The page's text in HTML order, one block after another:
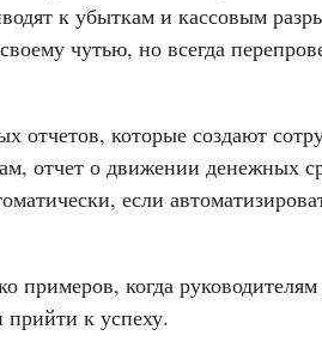
к убыткам и кассовым
чутью, но всегда
отчетов, которые создают
отчет о движении денежных
если
примеров, когда руководителям
прийти к успеху.